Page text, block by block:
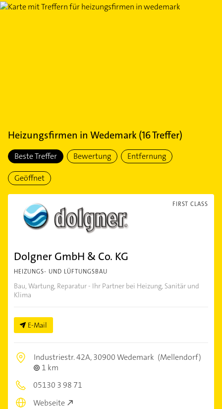
Heizungsfirmen in Wedemark(16Treffer)
Beste Treffer Bewertung Entfernung
Geöffnet
FIRST CLASS
Dolgner GmbH & Co. KG
HEIZUNGS- UND LÜFTUNGSBAU
Bau, Wartung, Reparatur - Ihr Partner bei Heizung, Sanitär und
Klima
E-Mail
Industriestr. 42A,30900 Wedemark (Mellendorf)
1 km
05130 3 98 71
Webseite